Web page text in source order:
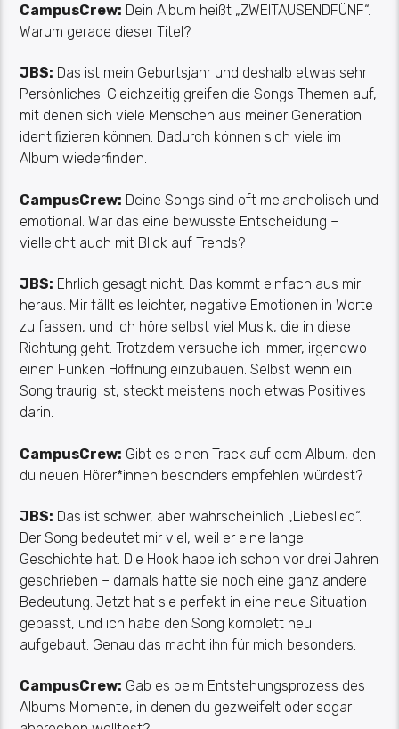
CampusCrew: Dein Album heißt „ZWEITAUSENDFÜNF“.
Warum gerade dieser Titel?
JBS: Das ist mein Geburtsjahr und deshalb etwas sehr
Persönliches. Gleichzeitig greifen die Songs Themen auf,
mit denen sich viele Menschen aus meiner Generation
identifizieren können. Dadurch können sich viele im
Album wiederfinden.
CampusCrew: Deine Songs sind oft melancholisch und
emotional. War das eine bewusste Entscheidung –
vielleicht auch mit Blick auf Trends?
JBS: Ehrlich gesagt nicht. Das kommt einfach aus mir
heraus. Mir fällt es leichter, negative Emotionen in Worte
zu fassen, und ich höre selbst viel Musik, die in diese
Richtung geht. Trotzdem versuche ich immer, irgendwo
einen Funken Hoffnung einzubauen. Selbst wenn ein
Song traurig ist, steckt meistens noch etwas Positives
darin.
CampusCrew: Gibt es einen Track auf dem Album, den
du neuen Hörer*innen besonders empfehlen würdest?
JBS: Das ist schwer, aber wahrscheinlich „Liebeslied“.
Der Song bedeutet mir viel, weil er eine lange
Geschichte hat. Die Hook habe ich schon vor drei Jahren
geschrieben – damals hatte sie noch eine ganz andere
Bedeutung. Jetzt hat sie perfekt in eine neue Situation
gepasst, und ich habe den Song komplett neu
aufgebaut. Genau das macht ihn für mich besonders.
CampusCrew: Gab es beim Entstehungsprozess des
Albums Momente, in denen du gezweifelt oder sogar